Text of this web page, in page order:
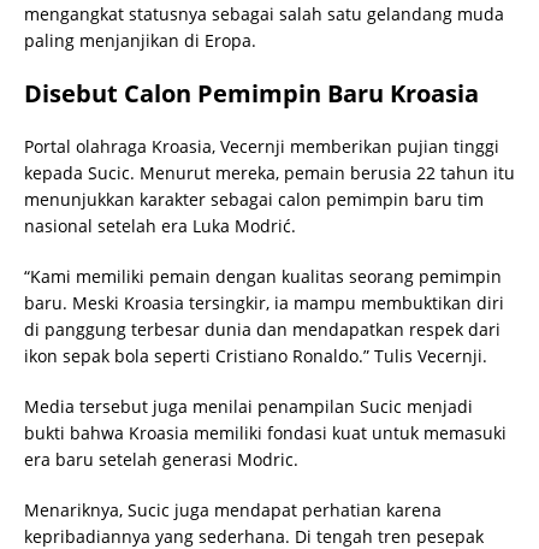
mengangkat statusnya sebagai salah satu gelandang muda
paling menjanjikan di Eropa.
Disebut Calon Pemimpin Baru Kroasia
Portal olahraga Kroasia, Vecernji memberikan pujian tinggi
kepada Sucic. Menurut mereka, pemain berusia 22 tahun itu
menunjukkan karakter sebagai calon pemimpin baru tim
nasional setelah era Luka Modrić.
“Kami memiliki pemain dengan kualitas seorang pemimpin
baru. Meski Kroasia tersingkir, ia mampu membuktikan diri
di panggung terbesar dunia dan mendapatkan respek dari
ikon sepak bola seperti Cristiano Ronaldo.” Tulis Vecernji.
Media tersebut juga menilai penampilan Sucic menjadi
bukti bahwa Kroasia memiliki fondasi kuat untuk memasuki
era baru setelah generasi Modric.
Menariknya, Sucic juga mendapat perhatian karena
kepribadiannya yang sederhana. Di tengah tren pesepak